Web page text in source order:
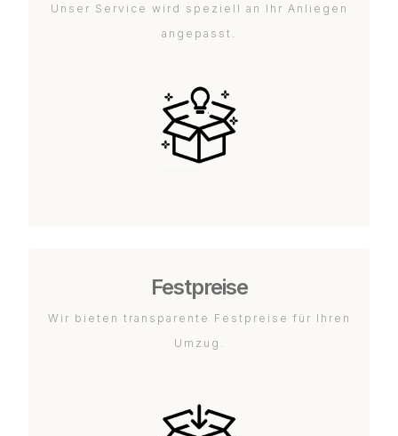
Unser Service wird speziell an Ihr Anliegen
angepasst.
Festpreise
Wir bieten transparente Festpreise für Ihren
Umzug.